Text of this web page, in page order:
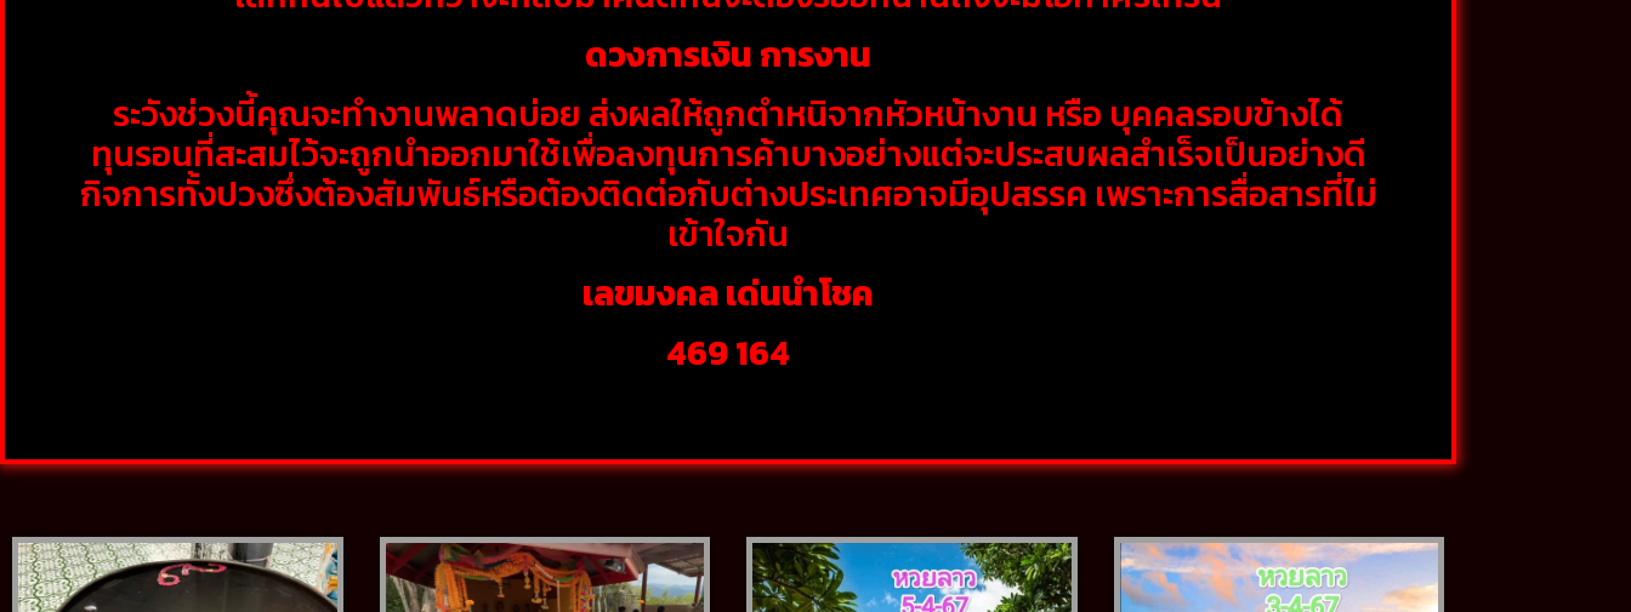
ดวงการเงิน การงาน
ระวังช่วงนี้คุณจะทำงานพลาดบ่อย ส่งผลให้ถูกตำหนิจากหัวหน้างาน หรือ บุคคลรอบข้างได้
ทุนรอนที่สะสมไว้จะถูกนำออกมาใช้เพื่อลงทุนการค้าบางอย่างแต่จะประสบผลสำเร็จเป็นอย่างดี
กิจการทั้งปวงซึ่งต้องสัมพันธ์หรือต้องติดต่อกับต่างประเทศอาจมีอุปสรรค เพราะการสื่อสารที่ไม่
เข้าใจกัน
เลขมงคล เด่นนำโชค
469 164